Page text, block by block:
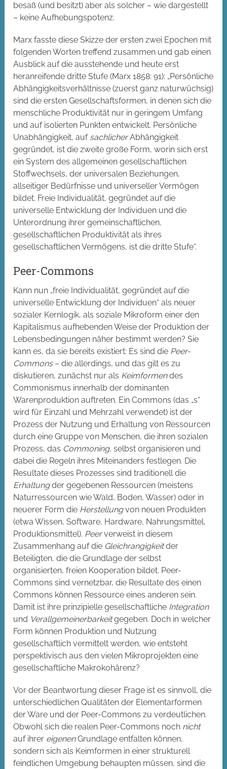
besaß (und besitzt) aber als solcher – wie dargestellt
– keine Aufhebungspotenz.
Marx fasste diese Skizze der ersten zwei Epochen mit
folgenden Worten treffend zusammen und gab einen
Ausblick auf die ausstehende und heute erst
heranreifende dritte Stufe (Marx 1858: 91): „Persönliche
Abhängigkeitsverhältnisse (zuerst ganz naturwüchsig)
sind die ersten Gesellschaftsformen, in denen sich die
menschliche Produktivität nur in geringem Umfang
und auf isolierten Punkten entwickelt. Persönliche
Unabhängigkeit, auf sachlicherAbhängigkeit
gegründet, ist die zweite große Form, worin sich erst
ein System des allgemeinen gesellschaftlichen
Stoffwechsels, der universalen Beziehungen,
allseitiger Bedürfnisse und universeller Vermögen
bildet. Freie Individualität, gegründet auf die
universelle Entwicklung der Individuen und die
Unterordnung ihrer gemeinschaftlichen,
gesellschaftlichen Produktivität als ihres
gesellschaftlichen Vermögens, ist die dritte Stufe“.
Peer-Commons
Kann nun „freie Individualität, gegründet auf die
universelle Entwicklung der Individuen“ als neuer
sozialer Kernlogik, als soziale Mikroform einer den
Kapitalismus aufhebenden Weise der Produktion der
Lebensbedingungen näher bestimmt werden? Sie
kann es, da sie bereits existiert: Es sind die Peer-
Commons– die allerdings, und das gilt es zu
diskutieren, zunächst nur als Keimformendes
Commonismus innerhalb der dominanten
Warenproduktion auftreten. Ein Commons (das „s“
wird für Einzahl und Mehrzahl verwendet) ist der
Prozess der Nutzung und Erhaltung von Ressourcen
durch eine Gruppe von Menschen, die ihren sozialen
Prozess, das Commoning, selbst organisieren und
dabei die Regeln ihres Miteinanders festlegen. Die
Resultate dieses Prozesses sind traditionell die
Erhaltungder gegebenen Ressourcen (meistens
Naturressourcen wie Wald, Boden, Wasser) oder in
neuerer Form die Herstellungvon neuen Produkten
(etwa Wissen, Software, Hardware, Nahrungsmittel,
Produktionsmittel). Peerverweist in diesem
Zusammenhang auf die Gleichrangigkeitder
Beteiligten, die die Grundlage der selbst
organisierten, freien Kooperation bildet. Peer-
Commons sind vernetzbar, die Resultate des einen
Commons können Ressource eines anderen sein.
Damit ist ihre prinzipielle gesellschaftliche Integration
und Verallgemeinerbarkeitgegeben. Doch in welcher
Form können Produktion und Nutzung
gesellschaftlich vermittelt werden, wie entsteht
perspektivisch aus den vielen Mikroprojekten eine
gesellschaftliche Makrokohärenz?
Vor der Beantwortung dieser Frage ist es sinnvoll, die
unterschiedlichen Qualitäten der Elementarformen
der Ware und der Peer-Commons zu verdeutlichen.
Obwohl sich die realen Peer-Commons noch nicht
auf ihrer eigenenGrundlage entfalten können,
sondern sich als Keimformen in einer strukturell
feindlichen Umgebung behaupten müssen, sind die